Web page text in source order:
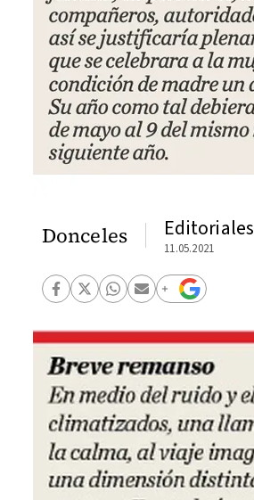
Donceles Editoriales
11.05.2021